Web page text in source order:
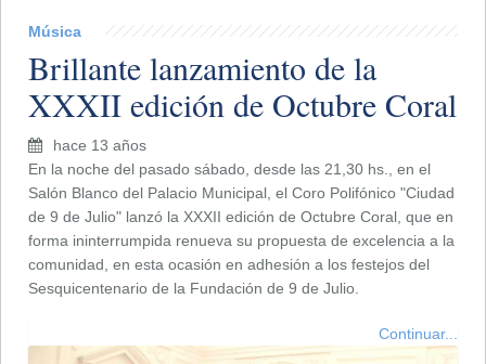
Música
Brillante lanzamiento de la
XXXII edición de Octubre Coral
hace 13 años
En la noche del pasado sábado, desde las 21,30 hs., en el
Salón Blanco del Palacio Municipal, el Coro Polifónico "Ciudad
de 9 de Julio" lanzó la XXXII edición de Octubre Coral, que en
forma ininterrumpida renueva su propuesta de excelencia a la
comunidad, en esta ocasión en adhesión a los festejos del
Sesquicentenario de la Fundación de 9 de Julio.
Continuar...